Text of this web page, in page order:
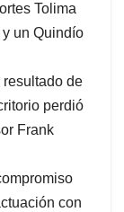
Tolima
un Quindío
resultado de
perdió
Frank
con